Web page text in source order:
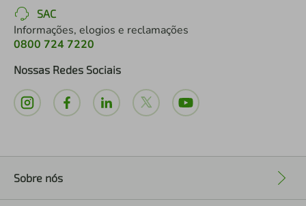
SAC
Informações, elogios e reclamações
0800 724 7220
Nossas Redes Sociais
Sobre nós